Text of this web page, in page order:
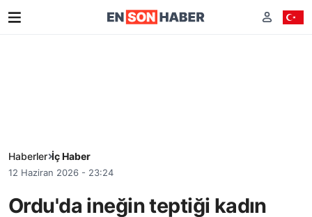
Haberler İç Haber
12 Haziran 2026 - 23:24
Ordu'da ineğin teptiği kadın